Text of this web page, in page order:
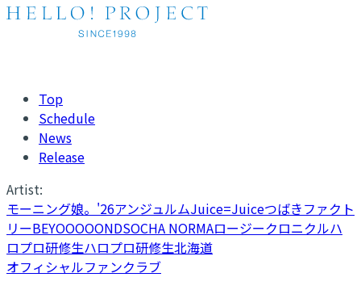
Top
Schedule
News
Release
Artist:
モーニング娘。'26アンジュルムJuice=Juiceつばきファクト
リーBEYOOOOONDSOCHA NORMAロージークロニクルハ
ロプロ研修生ハロプロ研修生北海道
オフィシャルファンクラブ